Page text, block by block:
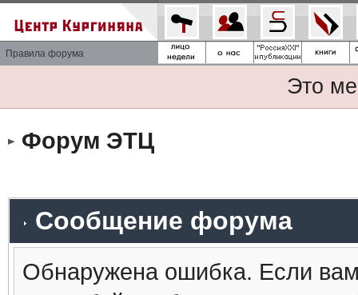
Правила форума
Это
Форум ЭТЦ
Сообщение форума
Обнаружена ошибка. Если